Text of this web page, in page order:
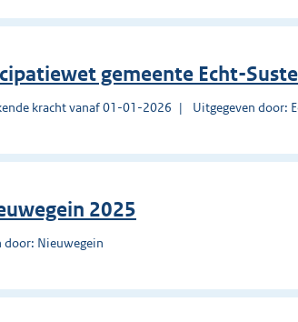
gemeente Echt-
kracht vanaf 01-01-2026 Uitgegeven door:
2025
door: Nieuwegein